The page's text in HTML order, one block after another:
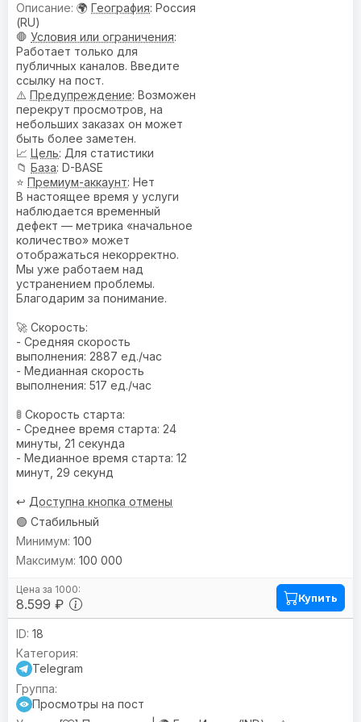
🌍 География: Россия
(RU)
🛑 Условия или ограничения:
Работает только для
публичных каналов. Введите
ссылку на пост.
⚠️ Предупреждениe: Возможен
перекрут просмотров, на
небольших заказах он может
быть более заметен.
📈 Цель: Для статистики
📁 База: D-BASE
⭐ Премиум-аккаунт: Нет
В настоящее время у услуги
наблюдается временный
дефект — метрика «начальное
количество» может
отображаться некорректно.
Мы уже работаем над
устранением проблемы.
Благодарим за понимание.
🚀 Скорость:
- Средняя скорость
выполнения: 2887 ед./час
- Медианная скорость
выполнения: 517 ед./час
🚦 Скорость старта:
- Среднее время старта: 24
минуты, 21 секунда
- Медианное время старта: 12
минут, 29 секунд
↩️ Доступна кнопка отмены
🟢 Стабильный
8.599 ₽
100
100 000
Купить
18
Telegram
Просмотры на пост